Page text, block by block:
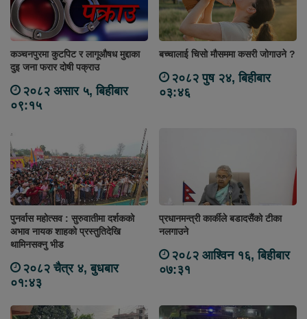
कञ्चनपुरमा कुटपिट र लागूऔषध मुद्दाका
दुइ जना फरार दोषी पक्राउ
२०८२ असार ५, बिहीबार
०९:१५
बच्चालाई चिसो मौसममा कसरी जोगाउने ?
२०८२ पुष २४, बिहीबार
०३:४६
पुनर्वास महोत्सव : सुरुवातीमा दर्शकको
अभाव नायक शाहको प्रस्तुतिदेखि
थामिनसक्नु भीड
२०८२ चैत्र ४, बुधबार
०१:४३
प्रधानमन्त्री कार्कीले बडादसैंको टीका
नलगाउने
२०८२ आश्विन १६, बिहीबार
०७:३१